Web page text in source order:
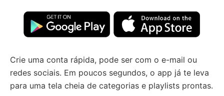
Crie uma conta rápida, pode ser com o e-mail ou
redes sociais. Em poucos segundos, o app já te leva
para uma tela cheia de categorias e playlists prontas.